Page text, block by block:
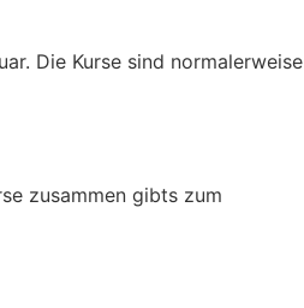
Die Kurse sind normalerweise
zusammen gibts zum